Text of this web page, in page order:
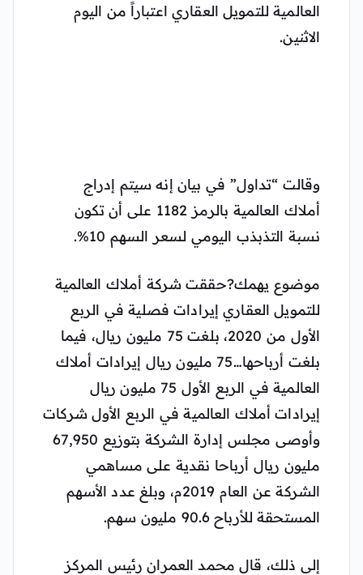
العالمية للتمويل العقاري اعتباراً من اليوم
الاثنين.
وقالت “تداول” في بيان إنه سيتم إدراج
أملاك العالمية بالرمز 1182 على أن تكون
نسبة التذبذب اليومي لسعر السهم 10%.
موضوع يهمك?حققت شركة أملاك العالمية
للتمويل العقاري إيرادات فصلية في الربع
الأول من 2020، بلغت 75 مليون ريال، فيما
بلغت أرباحها…75 مليون ريال إيرادات أملاك
العالمية في الربع الأول 75 مليون ريال
إيرادات أملاك العالمية في الربع الأول شركات
وأوصى مجلس إدارة الشركة بتوزيع 67,950
مليون ريال أرباحا نقدية على مساهمي
الشركة عن العام 2019م، وبلغ عدد الأسهم
المستحقة للأرباح 90.6 مليون سهم.
إلى ذلك، قال محمد العمران رئيس المركز